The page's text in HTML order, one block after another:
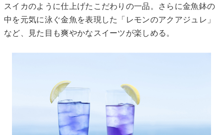
スイカのように仕上げたこだわりの一品。さらに金魚鉢の
中を元気に泳ぐ金魚を表現した「レモンのアクアジュレ」
など、見た目も爽やかなスイーツが楽しめる。